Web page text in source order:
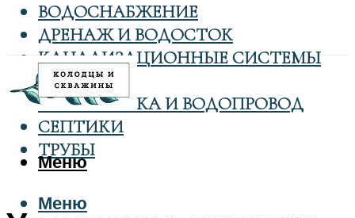
ВОДОСНАБЖЕНИЕ
ДРЕНАЖ И ВОДОСТОК
КАНАЛИЗАЦИОННЫЕ СИСТЕМЫ
КОЛОДЦЫ
САНТЕХНИКА И ВОДОПРОВОД
СЕПТИКИ
ТРУБЫ
Меню
Меню